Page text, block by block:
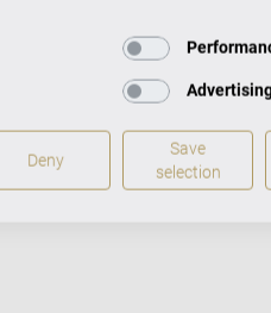
Deny
Save
selection